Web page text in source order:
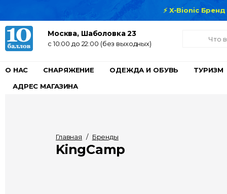
⚡ X-Bionic
Москва, Шаболовка 23
c 10:00 до 22:00 (без выходных)
О НАС СНАРЯЖЕНИЕ ОДЕЖДА И ОБУВЬ
ТУРИЗМ
АДРЕС МАГАЗИНА
Главная / Бренды
KingCamp